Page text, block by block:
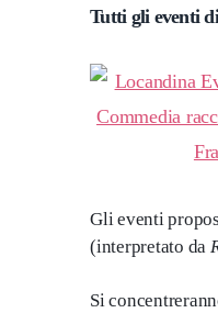
Tutti gli eventi
Gli eventi
(interpretato da
Si